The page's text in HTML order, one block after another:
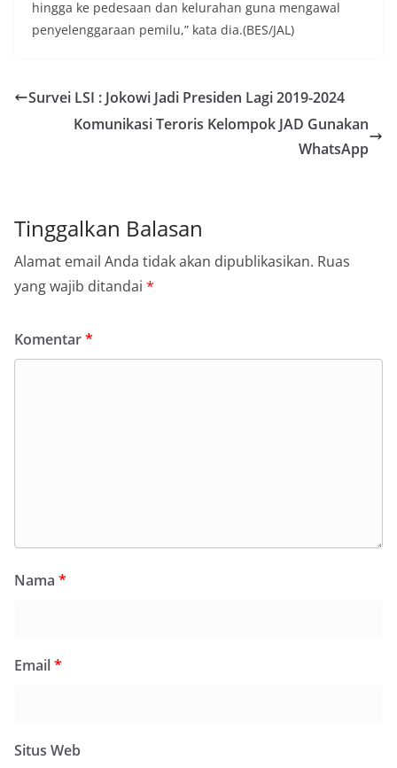
hingga ke pedesaan dan kelurahan guna mengawal
penyelenggaraan pemilu,” kata dia.(BES/JAL)
Survei LSI : Jokowi Jadi Presiden Lagi 2019-2024
Komunikasi Teroris Kelompok JAD Gunakan
WhatsApp
Tinggalkan Balasan
Alamat email Anda tidak akan dipublikasikan. Ruas
yang wajib ditandai *
Komentar*
Nama *
Email*
Situs Web